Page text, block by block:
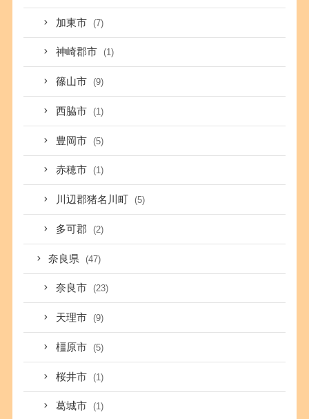
加東市 (7)
神崎郡市 (1)
篠山市 (9)
西脇市 (1)
豊岡市 (5)
赤穂市 (1)
川辺郡猪名川町 (5)
多可郡 (2)
奈良県 (47)
奈良市 (23)
天理市 (9)
橿原市 (5)
桜井市 (1)
葛城市 (1)